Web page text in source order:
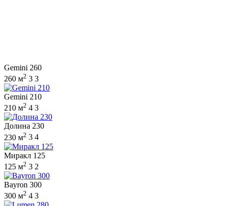
Gemini 260
260 м2 3 3
Gemini 210
210 м2 4 3
Долина 230
230 м2 3 4
Миракл 125
125 м2 3 2
Bayron 300
300 м2 4 3